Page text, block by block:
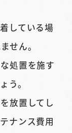
している場
せん。
処置を施す
う。
放置してし
ナンス費用